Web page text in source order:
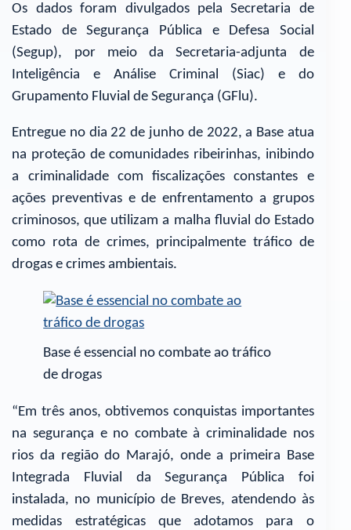
Os dados foram divulgados pela Secretaria de
Estado de Segurança Pública e Defesa Social
(Segup), por meio da Secretaria-adjunta de
Inteligência e Análise Criminal (Siac) e do
Grupamento Fluvial de Segurança (GFlu).
Entregue no dia 22 de junho de 2022, a Base atua
na proteção de comunidades ribeirinhas, inibindo
a criminalidade com fiscalizações constantes e
ações preventivas e de enfrentamento a grupos
criminosos, que utilizam a malha fluvial do Estado
como rota de crimes, principalmente tráfico de
drogas e crimes ambientais.
Base é essencial no combate ao tráfico
de drogas
“Em três anos, obtivemos conquistas importantes
na segurança e no combate à criminalidade nos
rios da região do Marajó, onde a primeira Base
Integrada Fluvial da Segurança Pública foi
instalada, no município de Breves, atendendo às
medidas estratégicas que adotamos para o